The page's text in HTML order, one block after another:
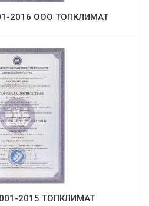
2016 ООО ТОПКЛИМАТ
2015 ТОПКЛИМАТ